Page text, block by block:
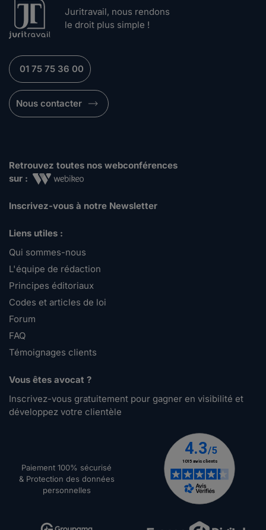
Juritravail, nous rendons
le droit plus simple !
01 75 75 36 00
Nous contacter
Retrouvez toutes nos webconférences
sur :
Inscrivez-vous à notre Newsletter
Liens utiles :
Qui sommes-nous
L'équipe de rédaction
Principes éditoriaux
Codes et articles de loi
Forum
FAQ
Témoignages clients
Vous êtes avocat ?
Inscrivez-vous gratuitement pour gagner en visibilité et
développez votre clientèle
Paiement 100% sécurisé
& Protection des données
personnelles